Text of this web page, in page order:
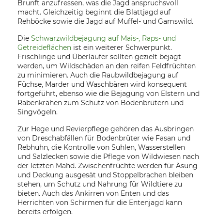
Brunft anzufressen, was die Jagd anspruchsvoll
macht. Gleichzeitig beginnt die Blattjagd auf
Rehböcke sowie die Jagd auf Muffel- und Gamswild.
Die Schwarzwildbejagung auf Mais-, Raps- und
Getreideflächen ist ein weiterer Schwerpunkt.
Frischlinge und Überläufer sollten gezielt bejagt
werden, um Wildschäden an den reifen Feldfrüchten
zu minimieren. Auch die Raubwildbejagung auf
Füchse, Marder und Waschbären wird konsequent
fortgeführt, ebenso wie die Bejagung von Elstern und
Rabenkrähen zum Schutz von Bodenbrütern und
Singvögeln.
Zur Hege und Revierpflege gehören das Ausbringen
von Dreschabfällen für Bodenbrüter wie Fasan und
Rebhuhn, die Kontrolle von Suhlen, Wasserstellen
und Salzlecken sowie die Pflege von Wildwiesen nach
der letzten Mahd. Zwischenfrüchte werden für Äsung
und Deckung ausgesät und Stoppelbrachen bleiben
stehen, um Schutz und Nahrung für Wildtiere zu
bieten. Auch das Ankirren von Enten und das
Herrichten von Schirmen für die Entenjagd kann
bereits erfolgen.